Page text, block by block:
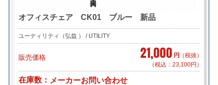
オフィスチェア CK01 ブルー 新品
ユーティリティ（弘益 ） / UTILITY
販売価格 21,000 円 （税抜）
（税込：23,100円）
在庫数 メーカーお問い合わせ